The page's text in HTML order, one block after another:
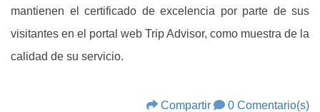
mantienen el certificado de excelencia por parte de sus
visitantes en el portal web Trip Advisor, como muestra de la
calidad de su servicio.
Compartir 0 Comentario(s)